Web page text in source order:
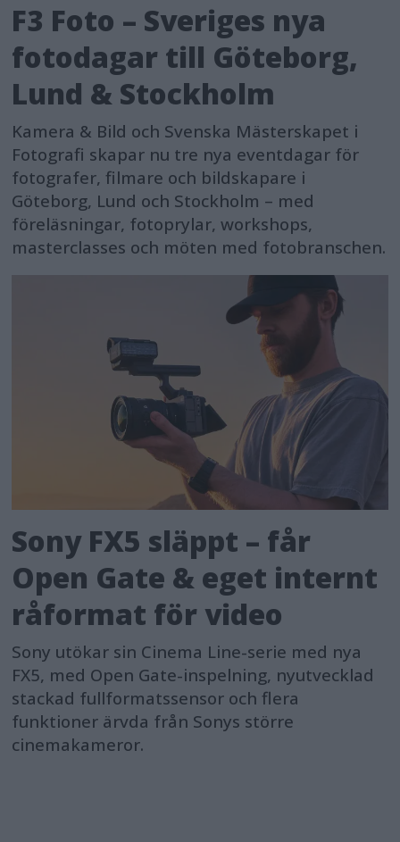
F3 Foto – Sveriges nya
fotodagar till Göteborg,
Lund & Stockholm
Kamera & Bild och Svenska Mästerskapet i
Fotografi skapar nu tre nya eventdagar för
fotografer, filmare och bildskapare i
Göteborg, Lund och Stockholm – med
föreläsningar, fotoprylar, workshops,
masterclasses och möten med fotobranschen.
Sony FX5 släppt – får
Open Gate & eget internt
råformat för video
Sony utökar sin Cinema Line-serie med nya
FX5, med Open Gate-inspelning, nyutvecklad
stackad fullformatssensor och flera
funktioner ärvda från Sonys större
cinemakameror.